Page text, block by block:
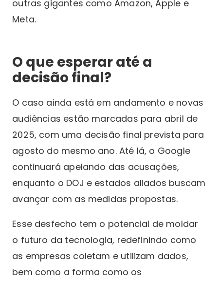
outras gigantes como Amazon, Apple e
Meta.
O que esperar até a
decisão final?
O caso ainda está em andamento e novas
audiências estão marcadas para abril de
2025, com uma decisão final prevista para
agosto do mesmo ano. Até lá, o Google
continuará apelando das acusações,
enquanto o DOJ e estados aliados buscam
avançar com as medidas propostas.
Esse desfecho tem o potencial de moldar
o futuro da tecnologia, redefinindo como
as empresas coletam e utilizam dados,
bem como a forma como os